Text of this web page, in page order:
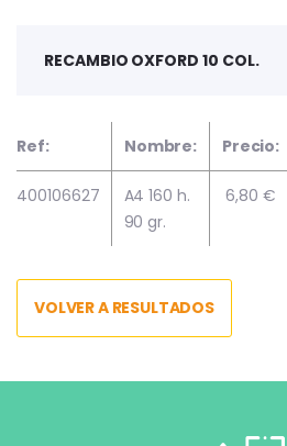
RECAMBIO OXFORD 10 COL.
Ref: Nombre: Precio:
400106627
A4 160 h.
90 gr.
6,80 €
VOLVER A RESULTADOS